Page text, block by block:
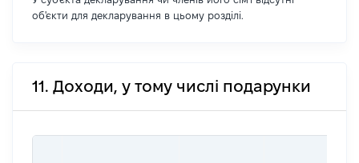
об'єкти для декларування в цьому розділі.
11. Доходи, у тому числі подарунки